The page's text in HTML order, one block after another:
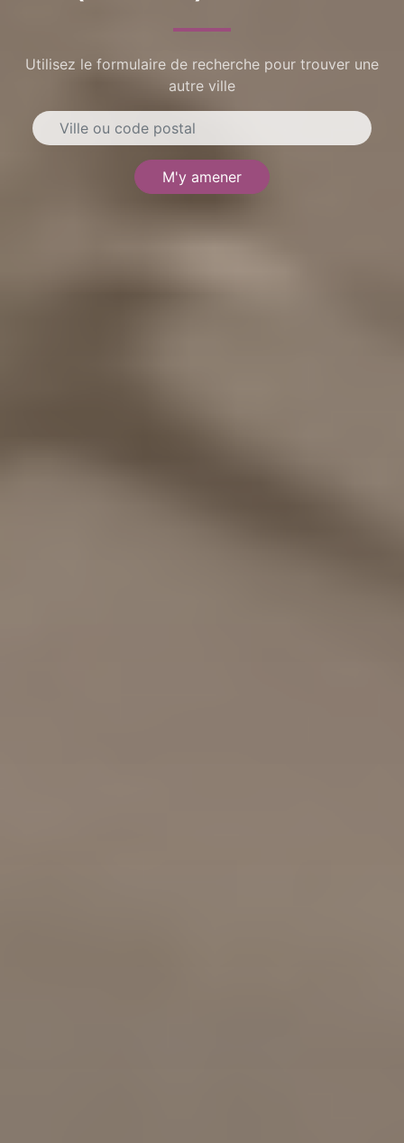
Utilisez le formulaire de recherche pour trouver une
autre ville
M'y amener